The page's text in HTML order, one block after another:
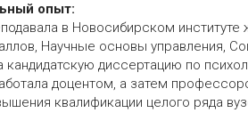
опыт:
в Новосибирском
Научные основы управления,
кандидатскую диссертацию по
доцентом, а затем
квалификации целого ряда